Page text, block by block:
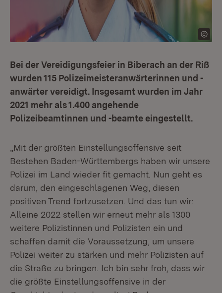
Bei der Vereidigungsfeier in Biberach an der Riß
wurden 115 Polizeimeisteranwärterinnen und -
anwärter vereidigt. Insgesamt wurden im Jahr
2021 mehr als 1.400 angehende
Polizeibeamtinnen und -beamte eingestellt.
„Mit der größten Einstellungsoffensive seit
Bestehen Baden-Württembergs haben wir unsere
Polizei im Land wieder fit gemacht. Nun geht es
darum, den eingeschlagenen Weg, diesen
positiven Trend fortzusetzen. Und das tun wir:
Alleine 2022 stellen wir erneut mehr als 1300
weitere Polizistinnen und Polizisten ein und
schaffen damit die Voraussetzung, um unsere
Polizei weiter zu stärken und mehr Polizisten auf
die Straße zu bringen. Ich bin sehr froh, dass wir
die größte Einstellungsoffensive in der